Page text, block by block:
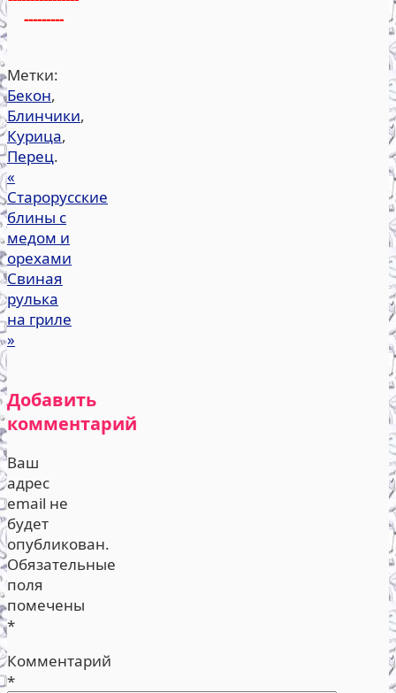
---------
Метки:
Бекон,
Блинчики,
Курица,
Перец.
«
Старорусские
блины с
медом и
орехами
Свиная
рулька
на гриле
»
Добавить
комментарий
Ваш
адрес
email не
будет
опубликован.
Обязательные
поля
помечены
*
Комментарий
*